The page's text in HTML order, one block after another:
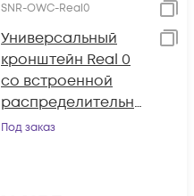
SNR-OWC-Real0
Универсальный
кронштейн Real 0
со встроенной
распределительно
й коробкой
Под заказ